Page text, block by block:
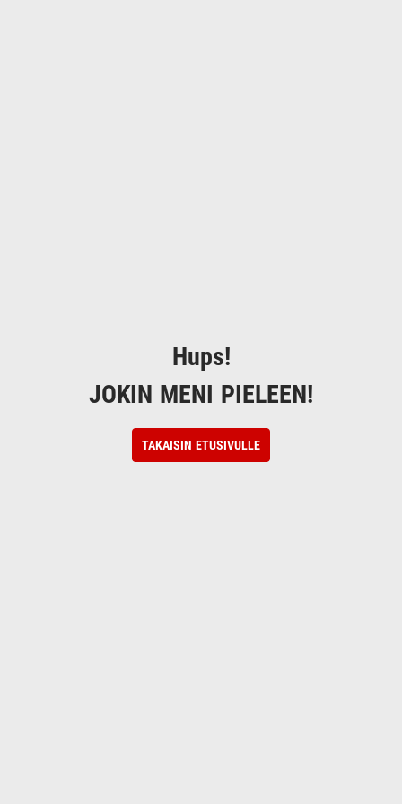
Hups!
JOKIN MENI PIELEEN!
TAKAISIN ETUSIVULLE